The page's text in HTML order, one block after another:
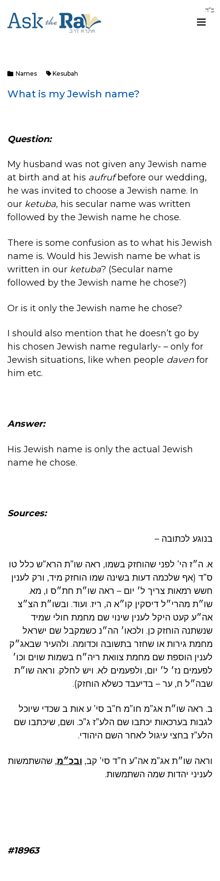
Names Kesubah
What is my Jewish name?
Question:
My husband was not given any Jewish name
at birth and at his aufrufbefore our wedding,
he was invited to choose a Jewish name. In
our ketuba, his secular name was written
followed by the Jewish name he chose.
There is some confusion as to what his Jewish
name is. Would his Jewish name be what is
written in our ketuba? (Secular name
followed by the Jewish name he chose?)
Or is it only the Jewish name he chose?
I should also mention that he doesn’t go by
his chosen Jewish name regularly- – only for
Jewish situations, like when people daven for
him etc.
Answer:
His Jewish name is only the actual Jewish
name he chose.
Sources:
בנוגע לכתובה –
א. ה״ז הי’ לפני שהוחזק בשמו, ראה שו”ת הרא”ש כלל טו
ס”ד (אף שלכמה דעות בשינה שמו הוחזק מיד, ורק לענין
חשש רמאות צריך ל׳ יום – ראה שו״ת חת״ס ו, מא.
שו״ת מהרי״ל דיסקין קו״א ה, ריז. ועוד. ובשו״ת הצ״צ
אה״ע קעט היקל לענין שינוי שם מחמת חולי שמיד
שנשתנה הוחזק כן. ולכאו׳ הה״נ כשמקבל שם ישראל
מחמת גירות או שחזר בתשובה וכדומה. ולהעיר שבאג״ק
לענין הוספת שם מחמת צוואת ריה״ח בשמות שוים וכו׳
לפעמים נז׳ ל׳ יום, ולפעמים לא. ויש לחלק. וראה שו״ת
שבה״ל ח, ער – בדיעבד כשלא הוחזק).
ב. ראה שו״ת אג”מ חו”מ ח”ב סי’ ע אות ב שכדי שיוכל
לגבות בערכאות יכתבו שם הלע”ז ג”כ. ושם, שיכתבו שם
הלע”ז בחצי עיגול לאחר השם היהודי.
וראה שו״ת אג”מ אה”ע ח”ד סי’ קב, ובכ״מ, שהשתמשות
לעניני יהדות שמה השתמשות.
#18963